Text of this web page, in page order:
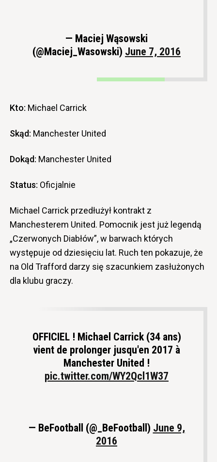
— Maciej Wąsowski
(@Maciej_Wasowski) June 7, 2016
Kto: Michael Carrick
Skąd: Manchester United
Dokąd: Manchester United
Status: Oficjalnie
Michael Carrick przedłużył kontrakt z
Manchesterem United. Pomocnik jest już legendą
„Czerwonych Diabłów”, w barwach których
występuje od dziesięciu lat. Ruch ten pokazuje, że
na Old Trafford darzy się szacunkiem zasłużonych
dla klubu graczy.
OFFICIEL ! Michael Carrick (34 ans)
vient de prolonger jusqu'en 2017 à
Manchester United !
pic.twitter.com/WY2Qcl1W37
— BeFootball (@_BeFootball) June 9,
2016